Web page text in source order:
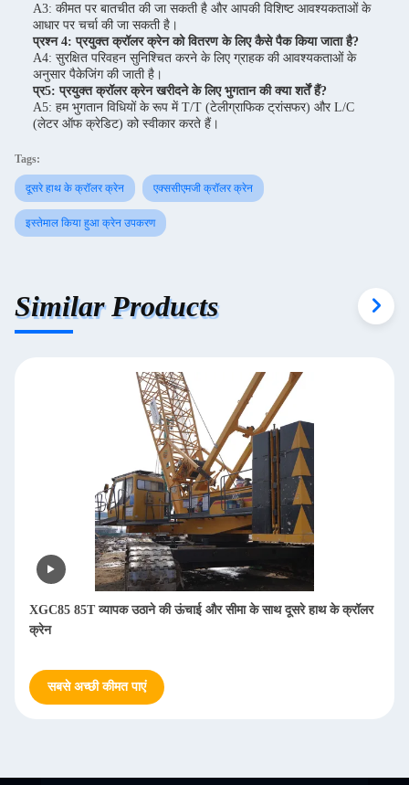
A3: कीमत पर बातचीत की जा सकती है और आपकी विशिष्ट आवश्यकताओं के
आधार पर चर्चा की जा सकती है।
प्रश्न 4: प्रयुक्त क्रॉलर क्रेन को वितरण के लिए कैसे पैक किया जाता है?
A4: सुरक्षित परिवहन सुनिश्चित करने के लिए ग्राहक की आवश्यकताओं के
अनुसार पैकेजिंग की जाती है।
प्र5: प्रयुक्त क्रॉलर क्रेन खरीदने के लिए भुगतान की क्या शर्तें हैं?
A5: हम भुगतान विधियों के रूप में T/T (टेलीग्राफिक ट्रांसफर) और L/C
(लेटर ऑफ क्रेडिट) को स्वीकार करते हैं।
Tags:
दूसरे हाथ के क्रॉलर क्रेन एक्ससीएमजी क्रॉलर क्रेन
इस्तेमाल किया हुआ क्रेन उपकरण
Similar Products
XGC85 85T व्यापक उठाने की ऊंचाई और सीमा के साथ दूसरे हाथ के क्रॉलर
क्रेन
सबसे अच्छी कीमत पाएं